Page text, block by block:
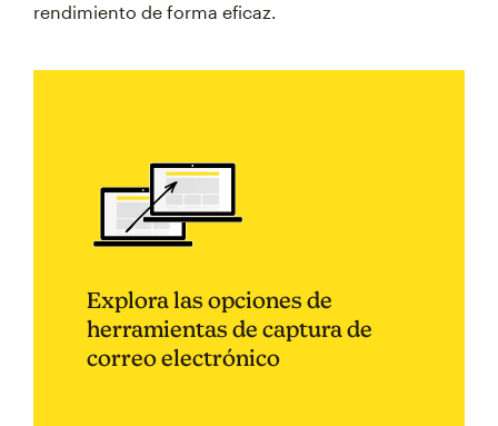
rendimiento de forma eficaz.
Explora las opciones de
herramientas de captura de
correo electrónico